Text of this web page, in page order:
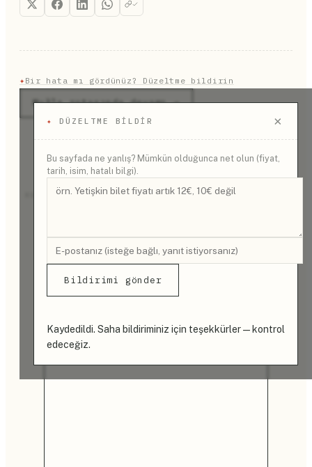
ödemeniz gerekebilir, bu yüzden yanınızda bozuk
✦Bir hata mı gördünüz? Düzeltme bildirin
✦ DÜZELTME BILDIR ×
Bu sayfada ne yanlış? Mümkün olduğunca net olun (fiyat,
tarih, isim, hatalı bilgi).
Bildirimi gönder
Kaydedildi. Saha bildiriminiz için teşekkürler — kontrol
edeceğiz.
Muğla rotasında devamı →
REKLAM